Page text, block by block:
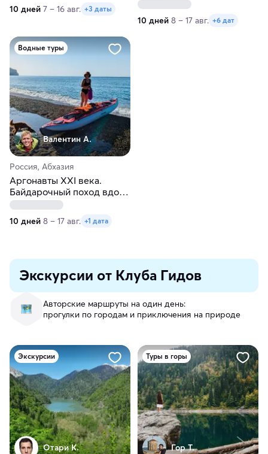
10 дней 7 – 16 авг. +3 даты
10 дней 8 – 17 авг. +6 дат
Водные туры
Валентин А.
Россия, Абхазия
Аргонавты XXI века.
Байдарочный поход вдоль
побережья Абхазии
10 дней 8 – 17 авг. +1 дата
Экскурсии от Клуба Гидов
Авторские маршруты на один день:
прогулки по городам и приключения на природе
Экскурсии
Отари К.
Туры в горы
Гор Т.